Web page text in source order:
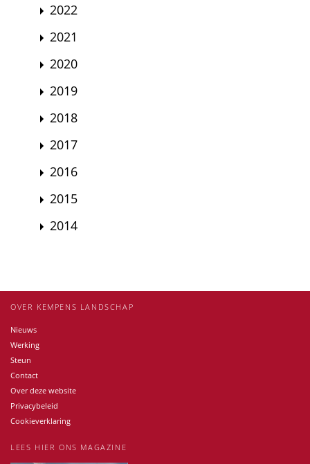
2022
2021
2020
2019
2018
2017
2016
2015
2014
OVER KEMPENS LANDSCHAP
Nieuws
Werking
Steun
Contact
Over deze website
Privacybeleid
Cookieverklaring
LEES HIER ONS MAGAZINE